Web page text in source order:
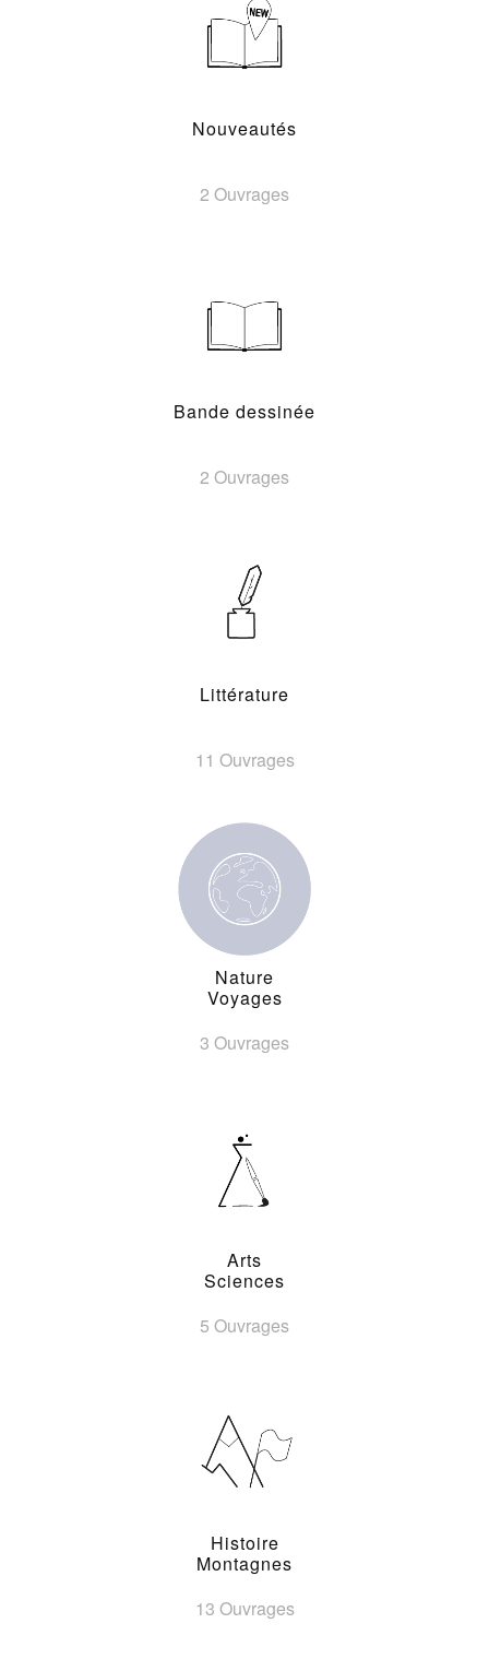
Nouveautés
2 Ouvrages
Bande dessinée
2 Ouvrages
Littérature
11 Ouvrages
Nature
Voyages
3 Ouvrages
Arts
Sciences
5 Ouvrages
Histoire
Montagnes
13 Ouvrages